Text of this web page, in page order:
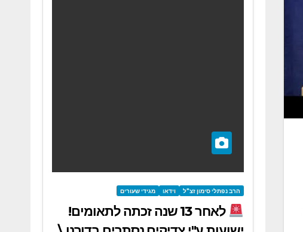
הרב נפתלי סימון זצ"ל וידאו מגידי שעורים
לאחר 13 שנה זכתה לתאומים!